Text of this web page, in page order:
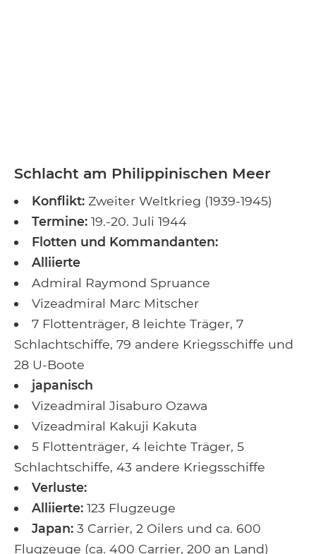
Schlacht am Philippinischen Meer
Konflikt: Zweiter Weltkrieg (1939-1945)
Termine: 19.-20. Juli 1944
Flotten und Kommandanten:
Alliierte
Admiral Raymond Spruance
Vizeadmiral Marc Mitscher
7 Flottenträger, 8 leichte Träger, 7
Schlachtschiffe, 79 andere Kriegsschiffe und
28 U-Boote
japanisch
Vizeadmiral Jisaburo Ozawa
Vizeadmiral Kakuji Kakuta
5 Flottenträger, 4 leichte Träger, 5
Schlachtschiffe, 43 andere Kriegsschiffe
Verluste:
Alliierte: 123 Flugzeuge
Japan: 3 Carrier, 2 Oilers und ca. 600
Flugzeuge (ca. 400 Carrier, 200 an Land)